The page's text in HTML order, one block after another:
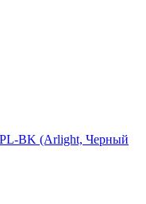
BK (Arlight, Черный